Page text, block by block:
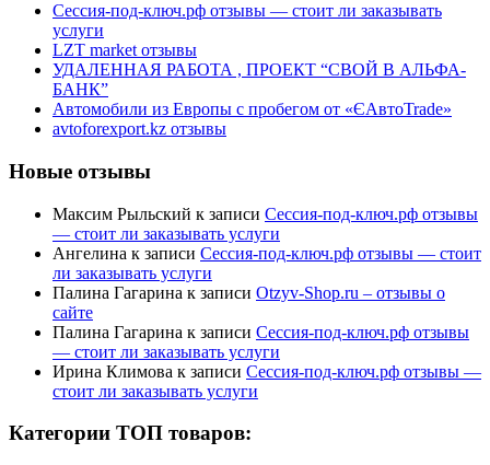
Сессия-под-ключ.рф отзывы — стоит ли заказывать
услуги
LZT market отзывы
УДАЛЕННАЯ РАБОТА , ПРОЕКТ “СВОЙ В АЛЬФА-
БАНК”
Автомобили из Европы с пробегом от «ЄАвтоTrаde»
avtoforexport.kz отзывы
Новые отзывы
Максим Рыльский к записи Сессия-под-ключ.рф отзывы
— стоит ли заказывать услуги
Ангелина к записи Сессия-под-ключ.рф отзывы — стоит
ли заказывать услуги
Палина Гагарина к записи Otzyv-Shop.ru – отзывы о
сайте
Палина Гагарина к записи Сессия-под-ключ.рф отзывы
— стоит ли заказывать услуги
Ирина Климова к записи Сессия-под-ключ.рф отзывы —
стоит ли заказывать услуги
Категории ТОП товаров: